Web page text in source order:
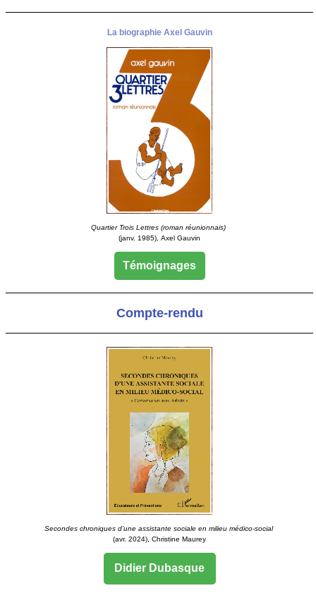
La biographie Axel Gauvin
Quartier Trois Lettres (roman réunionnais)
(janv. 1985), Axel Gauvin
Témoignages
Compte-rendu
Secondes chroniques d’une assistante sociale en milieu médico-social
(avr. 2024), Christine Maurey
Didier Dubasque